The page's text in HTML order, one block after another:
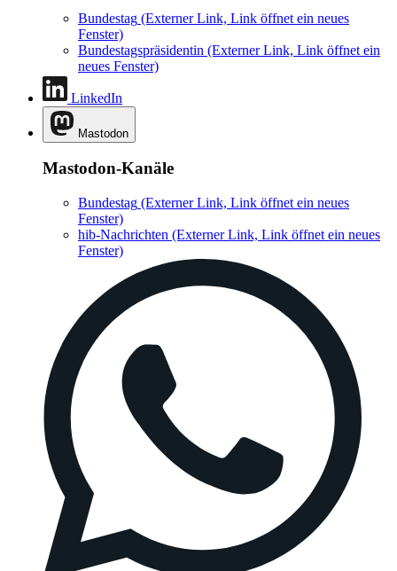
Bundestag (Externer Link, Link öffnet ein neues
Fenster)
Bundestagspräsidentin (Externer Link, Link öffnet ein
neues Fenster)
LinkedIn
Mastodon
Mastodon-Kanäle
Bundestag (Externer Link, Link öffnet ein neues
Fenster)
hib-Nachrichten (Externer Link, Link öffnet ein neues
Fenster)